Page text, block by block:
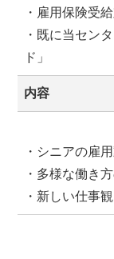
・雇用保険受
・既に当セン
ド」
内容
・シニアの雇
・多様な働き
・新しい仕事観